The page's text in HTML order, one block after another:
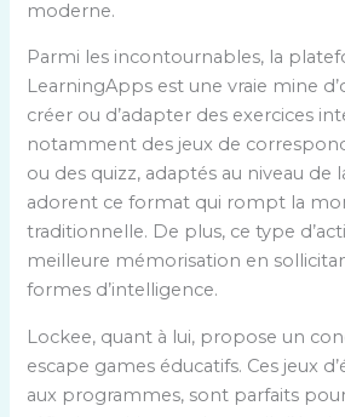
moderne.
Parmi les incontournables, la
LearningApps est une vraie mine
créer ou d’adapter des exercices
notamment des jeux de
ou des quizz, adaptés au niveau de
adorent ce format qui rompt la
traditionnelle. De plus, ce type
meilleure mémorisation en
formes d’intelligence.
Lockee, quant à lui, propose un
escape games éducatifs. Ces jeux
aux programmes, sont parfaits